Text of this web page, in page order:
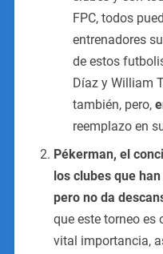
FPC, todos
entrenadores
de estos
Díaz y William
también, pero,
reemplazo en
Pékerman, el
los clubes que
pero no da
que este torneo es
vital importancia,